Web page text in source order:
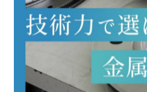
の見積もりを提示するこ
次に、加工内容の簡略化
など、コストダウンの提
も大切です。例えば、「